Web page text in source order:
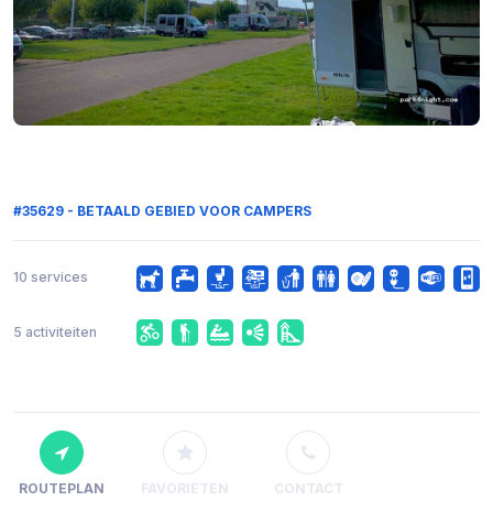
#35629 - BETAALD GEBIED VOOR CAMPERS
10 services
5 activiteiten
ROUTEPLAN FAVORIETEN CONTACT